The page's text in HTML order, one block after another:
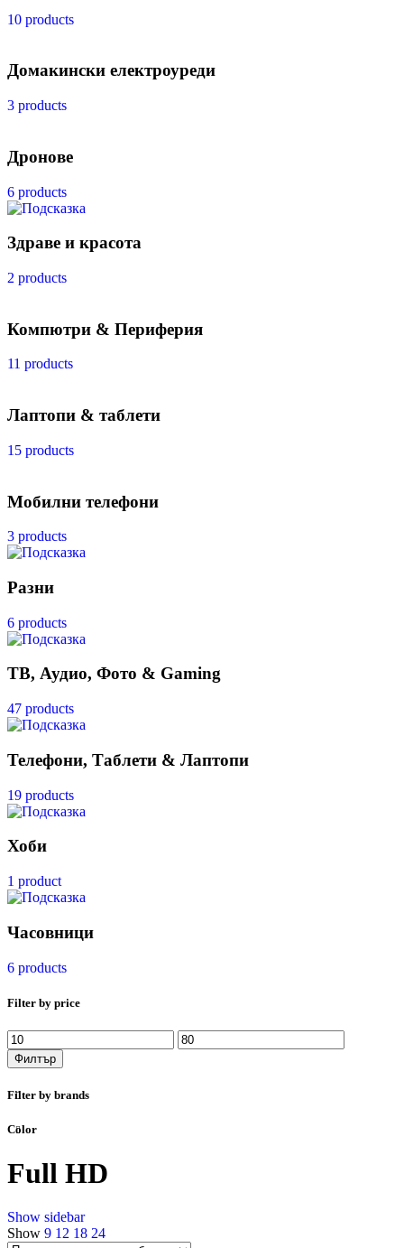
10 products
Домакински електроуреди
3 products
Дронове
6 products
Здраве и красота
2 products
Компютри & Периферия
11 products
Лаптопи & таблети
15 products
Мобилни телефони
3 products
Разни
6 products
ТВ, Аудио, Фото & Gaming
47 products
Телефони, Таблети & Лаптопи
19 products
Хоби
1 product
Часовници
6 products
Filter by price
Минимална
цена
Максимална
цена
Филтър
Filter by brands
Color
Full HD
Show sidebar
Show 9 12 18 24